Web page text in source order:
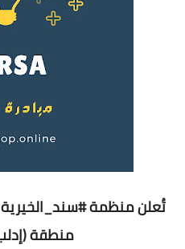
تُعلن منظمة
منطقة